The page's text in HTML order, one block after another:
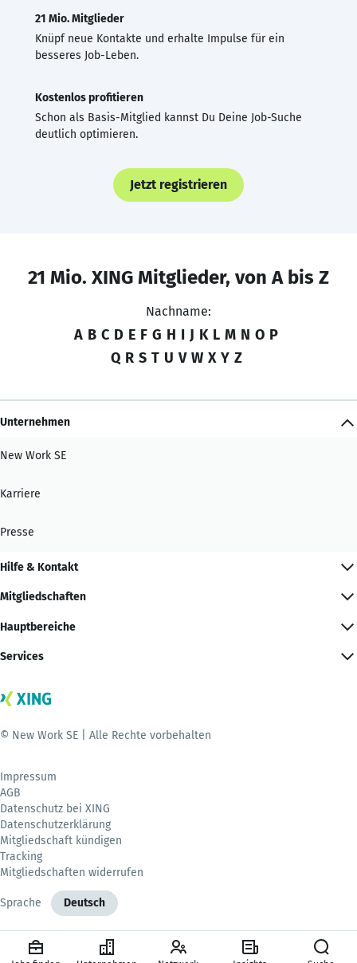
21 Mio. Mitglieder
Knüpf neue Kontakte und erhalte Impulse für ein
besseres Job-Leben.
Kostenlos profitieren
Schon als Basis-Mitglied kannst Du Deine Job-Suche
deutlich optimieren.
Jetzt registrieren
21 Mio. XING Mitglieder, von A bis Z
Nachname:
A B C D E F G H I J K L M N O P
Q R S T U V W X Y Z
Unternehmen
New Work SE
Karriere
Presse
Hilfe & Kontakt
Mitgliedschaften
Hauptbereiche
Services
© New Work SE | Alle Rechte vorbehalten
Impressum
AGB
Datenschutz bei XING
Datenschutzerklärung
Mitgliedschaft kündigen
Tracking
Mitgliedschaften widerrufen
Sprache Deutsch